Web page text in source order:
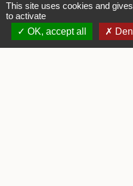
This site uses cookies and
to activate
OK, accept all